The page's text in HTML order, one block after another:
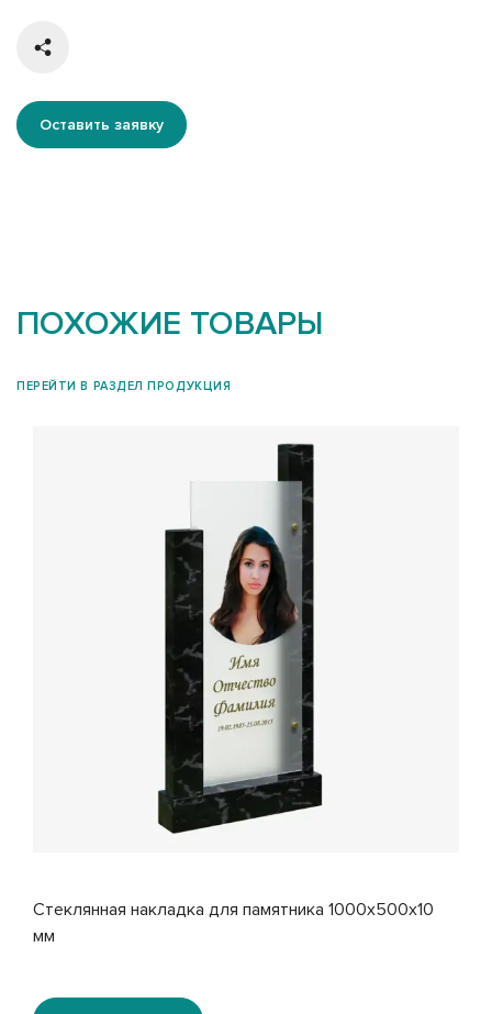
Оставить заявку
ПОХОЖИЕ ТОВАРЫ
ПЕРЕЙТИ В РАЗДЕЛ ПРОДУКЦИЯ
Стеклянная накладка для памятника 1000x500x10
мм